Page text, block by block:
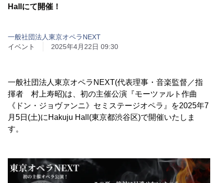
Hallにて開催！
一般社団法人東京オペラNEXT
イベント
2025年4月22日 09:30
一般社団法人東京オペラNEXT(代表理事・音楽監督／指
揮者 村上寿昭)は、初の主催公演『モーツァルト作曲
《ドン・ジョヴァンニ》セミステージオペラ』を2025年7
月5日(土)にHakuju Hall(東京都渋谷区)で開催いたしま
す。